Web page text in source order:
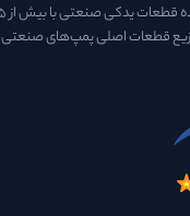
قطعات اصلی پمپ‌های صنعتی